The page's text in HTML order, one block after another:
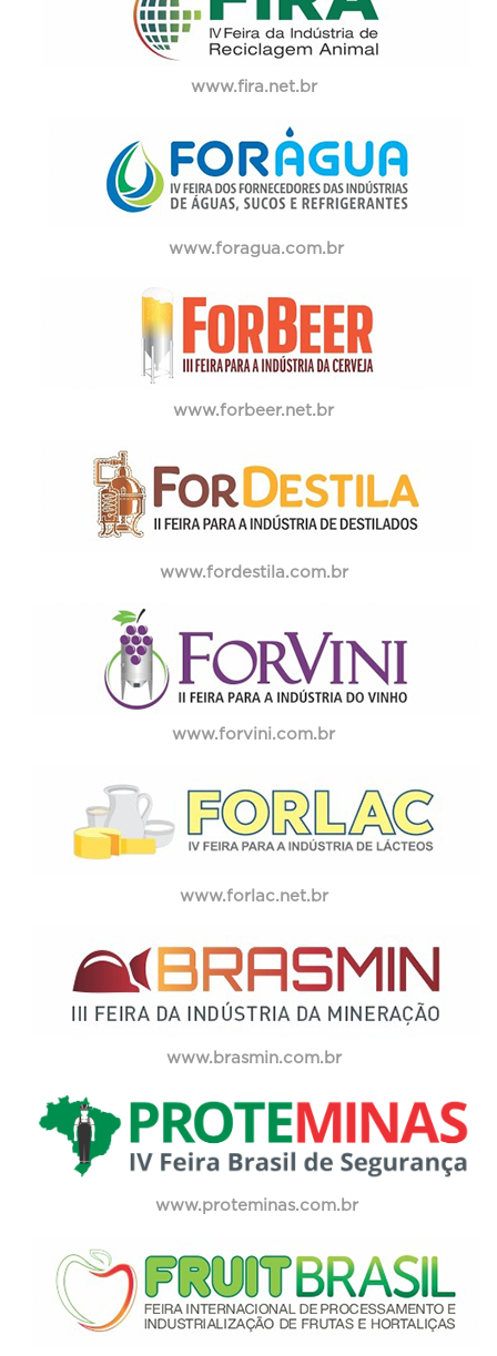
www.fira.net.br
www.foragua.com.br
www.forbeer.net.br
www.fordestila.com.br
www.forvini.com.br
www.forlac.net.br
www.brasmin.com.br
www.proteminas.com.br